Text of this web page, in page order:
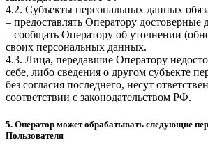
4.2. Субъекты персональных данных
– предоставлять Оператору достоверные
– сообщать Оператору об уточнении
своих персональных данных.
4.3. Лица, передавшие Оператору
себе, либо сведения о другом субъекте
без согласия последнего, несут
соответствии с законодательством РФ.
5. Оператор может обрабатывать следующие
Пользователя